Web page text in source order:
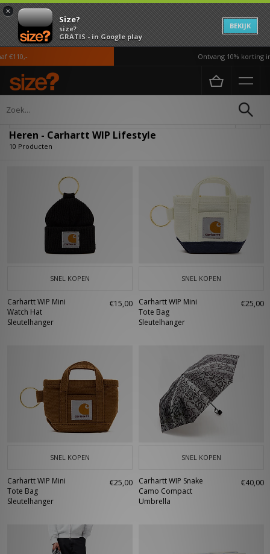
×
Size?
size?
GRATIS - in Google play
BEKIJK
Ontvang 10% korting in
Home Heren
Heren - Carhartt WIP Lifestyle
10 Producten
SNEL KOPEN
Carhartt WIP Mini
Watch Hat
Sleutelhanger
€15,00
SNEL KOPEN
Carhartt WIP Mini
Tote Bag
Sleutelhanger
€25,00
SNEL KOPEN
Carhartt WIP Mini
Tote Bag
Sleutelhanger
€25,00
SNEL KOPEN
Carhartt WIP Snake
Camo Compact
Umbrella
€40,00